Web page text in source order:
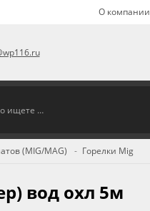
О компании
(MIG/MAG) Горелки Mig
вод охл 5м